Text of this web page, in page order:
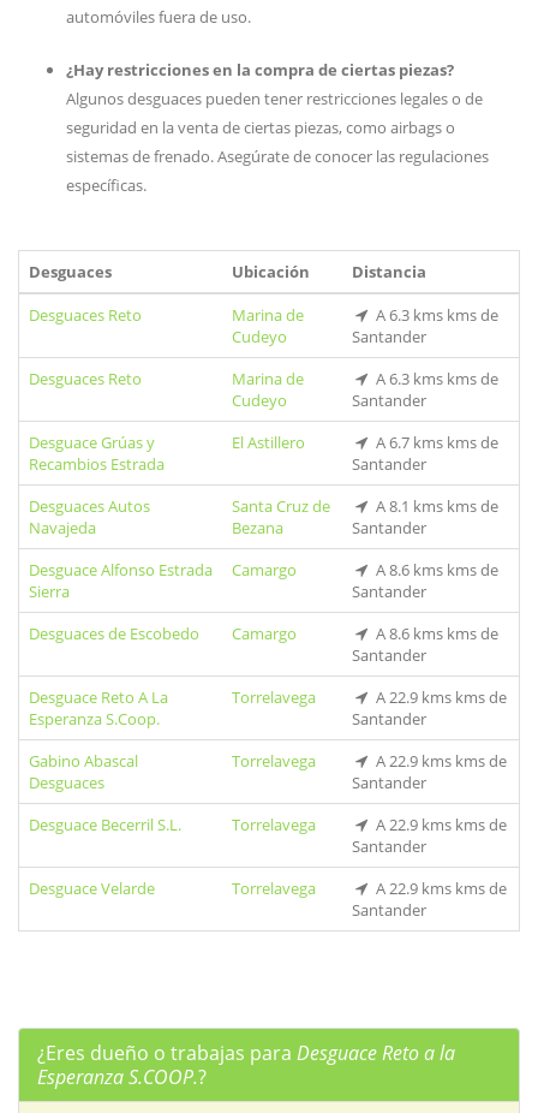
automóviles fuera de uso.
¿Hay restricciones en la compra de ciertas piezas?
Algunos desguaces pueden tener restricciones legales o de
seguridad en la venta de ciertas piezas, como airbags o
sistemas de frenado. Asegúrate de conocer las regulaciones
específicas.
Desguaces Ubicación
Distancia
Desguaces Reto
Marina de
Cudeyo
A 6.3 kms kms de
Santander
Desguaces Reto
Marina de
Cudeyo
A 6.3 kms kms de
Santander
Desguace Grúas y
Recambios Estrada
El Astillero
A 6.7 kms kms de
Santander
Desguaces Autos
Navajeda
Santa Cruz de
Bezana
A 8.1 kms kms de
Santander
Desguace Alfonso Estrada
Sierra
Camargo
A 8.6 kms kms de
Santander
Desguaces de Escobedo
Camargo
A 8.6 kms kms de
Santander
Desguace Reto A La
Esperanza S.Coop.
Torrelavega
A 22.9 kms kms de
Santander
Gabino Abascal
Desguaces
Torrelavega
A 22.9 kms kms de
Santander
Desguace Becerril S.L.
Torrelavega
A 22.9 kms kms de
Santander
Desguace Velarde
Torrelavega
A 22.9 kms kms de
Santander
¿Eres dueño o trabajas para Desguace Reto a la
Esperanza S.COOP.?